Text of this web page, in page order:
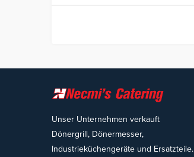
Unser Unternehmen verkauft
Dönergrill, Dönermesser,
Industrieküchengeräte und Ersatzteile.